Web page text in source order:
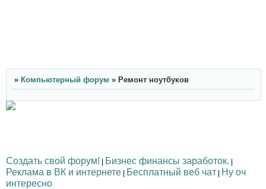
» Компьютерный форум » Ремонт ноутбуков
Создать свой форум! | Бизнес финансы заработок. |
Реклама в ВК и интернете | Бесплатный веб чат | Ну оч
интересно